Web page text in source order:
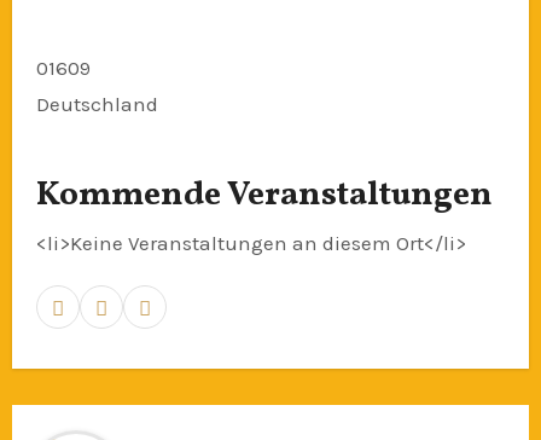
01609
Deutschland
Kommende Veranstaltungen
<li>Keine Veranstaltungen an diesem Ort</li>